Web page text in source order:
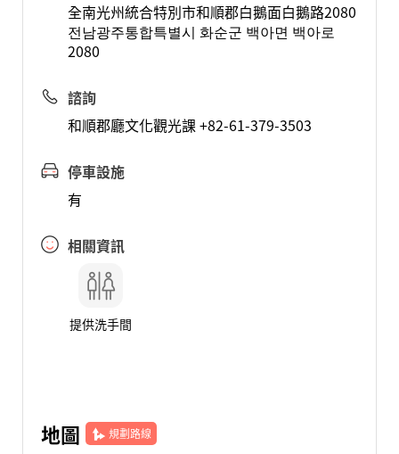
全南光州統合特別市和順郡白鵝面白鵝路2080
전남광주통합특별시 화순군 백아면 백아로
2080
諮詢
和順郡廳文化觀光課 +82-61-379-3503
停車設施
有
相關資訊
提供洗手間
地圖 規劃路線